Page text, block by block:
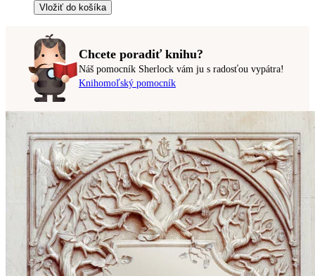
Vložiť do košíka
Chcete poradiť knihu?
Náš pomocník Sherlock vám ju s radosťou vypátra!
Knihomoľský pomocník